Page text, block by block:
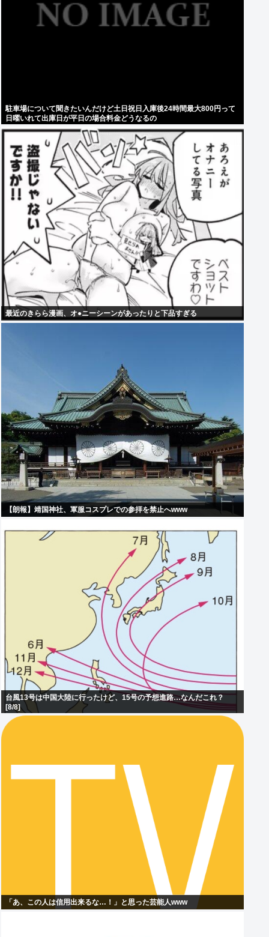
駐車場について聞きたいんだけど土日祝日入庫後24時間最大800円って
日曜いれて出庫日が平日の場合料金どうなるの
最近のきらら漫画、オ●ニーシーンがあったりと下品すぎる
【朗報】靖国神社、軍服コスプレでの参拝を禁止へwww
台風13号は中国大陸に行ったけど、15号の予想進路…なんだこれ？
[8/8]
「あ、この人は信用出来るな…！」と思った芸能人www